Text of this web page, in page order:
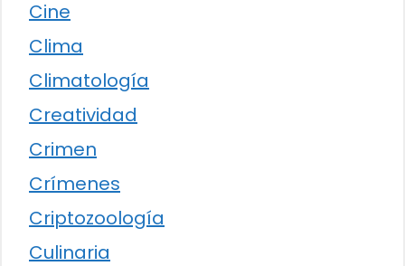
Cine
Clima
Climatología
Creatividad
Crimen
Crímenes
Criptozoología
Culinaria